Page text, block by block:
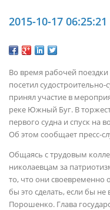
2015-10-17 06:25:21
Во время рабочей
посетил
принял участие в
реке Южный Буг. В
первого судна и спуск на
Об этом сообщает пресс-
Общаясь с трудовым
николаевцам за
то, что они своевременно
бы это сделать, если бы
Порошенко. Глава